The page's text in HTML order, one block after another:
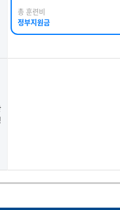
총 훈련비
정부지원금